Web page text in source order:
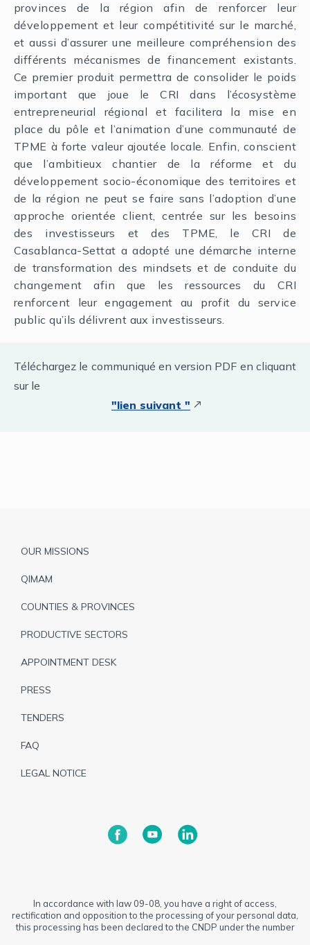
provinces de la région afin de renforcer leur
développement et leur compétitivité sur le marché,
et aussi d’assurer une meilleure compréhension des
différents mécanismes de financement existants.
Ce premier produit permettra de consolider le poids
important que joue le CRI dans l’écosystème
entrepreneurial régional et facilitera la mise en
place du pôle et l’animation d’une communauté de
TPME à forte valeur ajoutée locale. Enfin, conscient
que l’ambitieux chantier de la réforme et du
développement socio-économique des territoires et
de la région ne peut se faire sans l’adoption d’une
approche orientée client, centrée sur les besoins
des investisseurs et des TPME, le CRI de
Casablanca-Settat a adopté une démarche interne
de transformation des mindsets et de conduite du
changement afin que les ressources du CRI
renforcent leur engagement au profit du service
public qu’ils délivrent aux investisseurs.
Téléchargez le communiqué en version PDF en cliquant
sur le
"lien suivant " ↗
Pied
de
OUR MISSIONS
QIMAM
COUNTIES & PROVINCES
PRODUCTIVE SECTORS
APPOINTMENT DESK
PRESS
TENDERS
FAQ
LEGAL NOTICE
In accordance with law 09-08, you have a right of access,
rectification and opposition to the processing of your personal data,
this processing has been declared to the CNDP under the number